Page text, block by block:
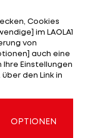
upon
for the
Cookies
im LAOLA1
von
auch eine
Einstellungen
den Link in
OPTIONEN